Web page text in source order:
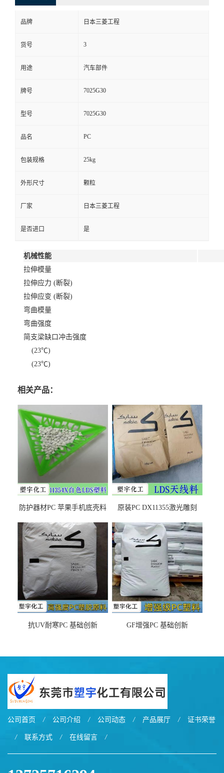
品牌 日本三菱工程
货号 3
用途 汽车部件
牌号 7025G30
型号 7025G30
品名 PC
包装规格 25kg
外形尺寸 颗粒
厂家 日本三菱工程
是否进口 是
机械性能
拉伸模量
拉伸应力 (断裂)
拉伸应变 (断裂)
弯曲模量
弯曲强度
简支梁缺口冲击强度
(23℃)
(23℃)
相关产品：
防护器材PC 苹果手机底壳料
之忧
原装PC DX11355激光雕刻
抗UV耐寒PC 基础创新
GF增强PC 基础创新
公司首页 / 公司介绍 / 公司动态 / 产品展厅 / 证书荣誉
/ 联系方式 / 在线留言 /